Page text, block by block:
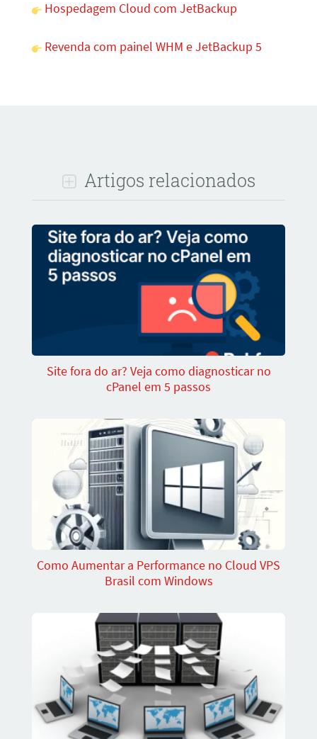
Hospedagem Cloud com JetBackup
Revenda com painel WHM e JetBackup 5
Artigos relacionados
Site fora do ar? Veja como diagnosticar no
cPanel em 5 passos
Como Aumentar a Performance no Cloud VPS
Brasil com Windows